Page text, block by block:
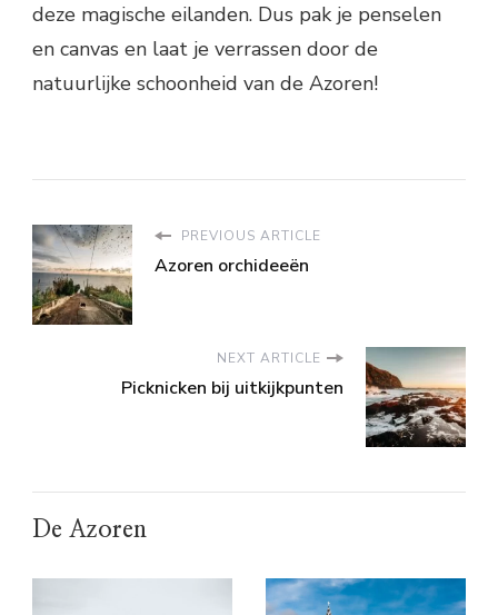
deze magische eilanden. Dus pak je penselen
en canvas en laat je verrassen door de
natuurlijke schoonheid van de Azoren!
PREVIOUS ARTICLE
Azoren orchideeën
NEXT ARTICLE
Picknicken bij uitkijkpunten
De Azoren